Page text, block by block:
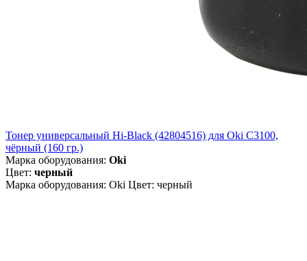
Тонер универсальный Hi-Black (42804516) для Oki С3100,
чёрный (160 гр.)
Марка оборудования: Oki
Цвет: черный
Марка оборудования: Oki Цвет: черный